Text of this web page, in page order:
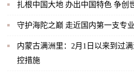
扎根中国大地 办
守护海陀之巅 走近国内第一支专
内蒙古满洲里：2月1日以来到过
控措施